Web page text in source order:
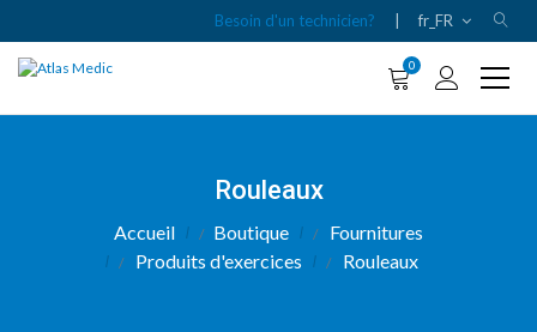
Besoin d'un technicien? fr_FR
0
Rouleaux
Accueil Boutique
Fournitures
Produits d'exercices
Rouleaux